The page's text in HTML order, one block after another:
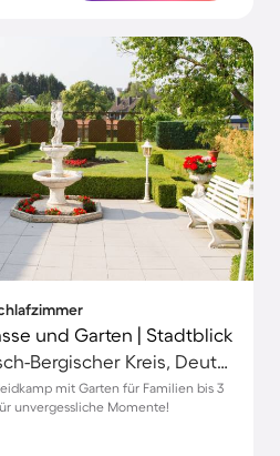
und Garten | Stadtblick
Odenthal, Rheinisch-Bergischer Kreis, Deutschland
mit Garten für Familien bis 3
unvergessliche Momente!